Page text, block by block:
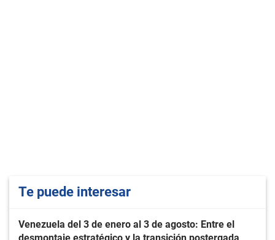
Te puede interesar
Venezuela del 3 de enero al 3 de agosto: Entre el